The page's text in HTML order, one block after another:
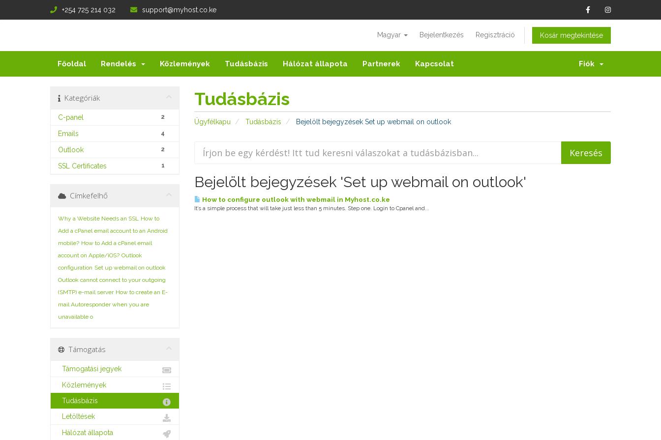
+254 725 214 032 support@myhost.co.ke
Magyar Bejelentkezés Regisztráció Kosár megtekintése
Főoldal Rendelés Közlemények Tudásbázis Hálózat állapota Partnerek Kapcsolat Fiók
Tudásbázis
Ügyfélkapu Tudásbázis Bejelölt bejegyzések Set up webmail on outlook
Kategóriák
2
C-panel
4
Emails
2
Outlook
1
SSL Certificates
Bejelölt bejegyzések 'Set up webmail on outlook'
How to configure outlook with webmail in Myhost.co.ke
It’s a simple process that will take just less than 5 minutes. Step one. Login to Cpanel and...
Címkefelhő
Why a Website Needs an SSL How to
Add a cPanel email account to an Android
mobile? How to Add a cPanel email
account on Apple/iOS? Outlook
configuration Set up webmail on outlook
Outlook cannot connect to your outgoing
(SMTP) e-mail server How to create an E-
mail Autoresponder when you are
unavailable o
Támogatás
Támogatási jegyek
Közlemények
Tudásbázis
Letöltések
Hálózat állapota